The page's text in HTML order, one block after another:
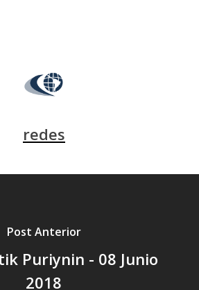
redes
Post Anterior
Puriynin - 08 Junio
2018